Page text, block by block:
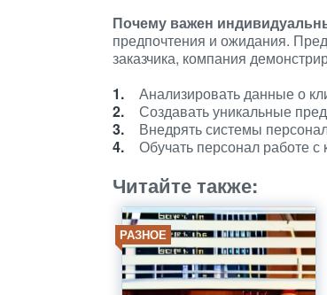
Почему важен
предпочтения и ожидания.
заказчика, компания
Анализировать данные о
Создавать уникальные
Внедрять системы
Обучать персонал работе
Читайте также:
РАЗНОЕ